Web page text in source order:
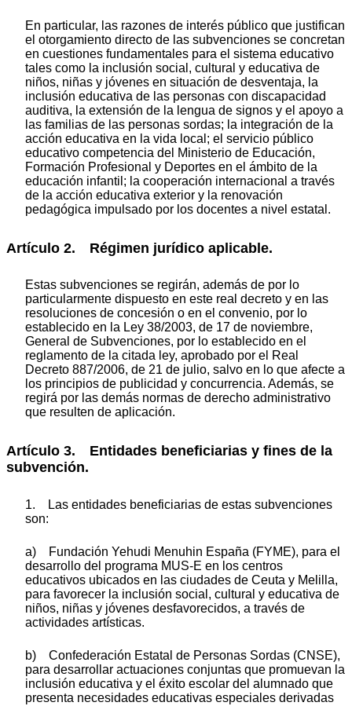
En particular, las razones de interés público que justifican
el otorgamiento directo de las subvenciones se concretan
en cuestiones fundamentales para el sistema educativo
tales como la inclusión social, cultural y educativa de
niños, niñas y jóvenes en situación de desventaja, la
inclusión educativa de las personas con discapacidad
auditiva, la extensión de la lengua de signos y el apoyo a
las familias de las personas sordas; la integración de la
acción educativa en la vida local; el servicio público
educativo competencia del Ministerio de Educación,
Formación Profesional y Deportes en el ámbito de la
educación infantil; la cooperación internacional a través
de la acción educativa exterior y la renovación
pedagógica impulsado por los docentes a nivel estatal.
Artículo 2. Régimen jurídico aplicable.
Estas subvenciones se regirán, además de por lo
particularmente dispuesto en este real decreto y en las
resoluciones de concesión o en el convenio, por lo
establecido en la Ley 38/2003, de 17 de noviembre,
General de Subvenciones, por lo establecido en el
reglamento de la citada ley, aprobado por el Real
Decreto 887/2006, de 21 de julio, salvo en lo que afecte a
los principios de publicidad y concurrencia. Además, se
regirá por las demás normas de derecho administrativo
que resulten de aplicación.
Artículo 3. Entidades beneficiarias y fines de la
subvención.
1. Las entidades beneficiarias de estas subvenciones
son:
a) Fundación Yehudi Menuhin España (FYME), para el
desarrollo del programa MUS-E en los centros
educativos ubicados en las ciudades de Ceuta y Melilla,
para favorecer la inclusión social, cultural y educativa de
niños, niñas y jóvenes desfavorecidos, a través de
actividades artísticas.
b) Confederación Estatal de Personas Sordas (CNSE),
para desarrollar actuaciones conjuntas que promuevan la
inclusión educativa y el éxito escolar del alumnado que
presenta necesidades educativas especiales derivadas